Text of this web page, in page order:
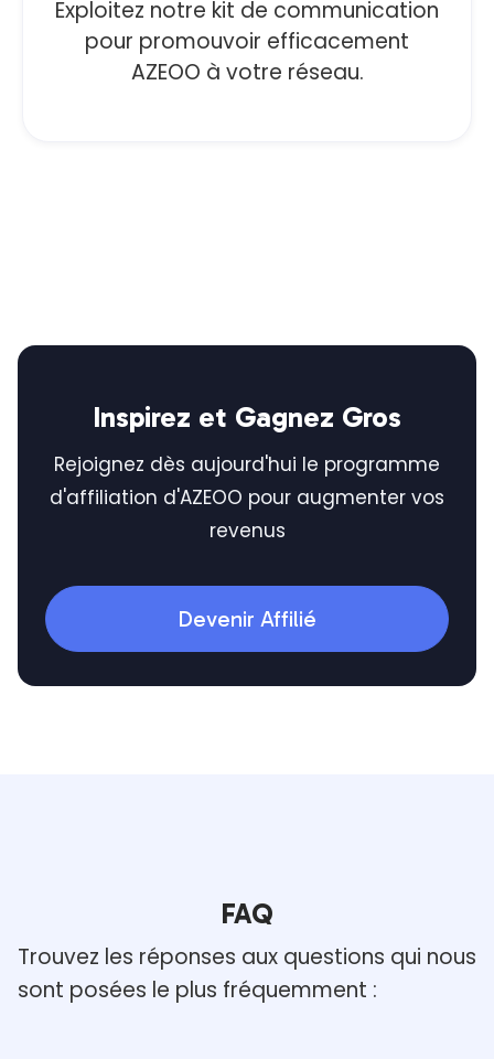
Exploitez notre kit de communication
pour promouvoir efficacement
AZEOO à votre réseau.
Inspirez et Gagnez Gros
Rejoignez dès aujourd'hui le programme
d'affiliation d'AZEOO pour augmenter vos
revenus
Devenir Affilié
FAQ
Trouvez les réponses aux questions qui nous
sont posées le plus fréquemment :